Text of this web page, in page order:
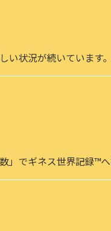
い状況が続いていま
」でギネス世界記録